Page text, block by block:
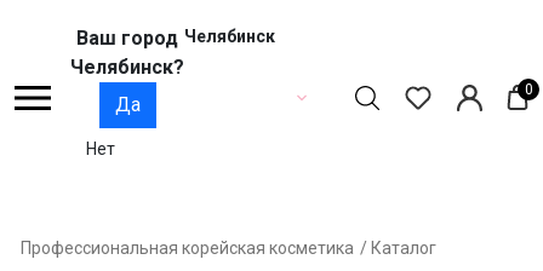
Ваш город
Челябинск?
Да
Нет
Челябинск
0
Профессиональная корейская косметика / Каталог